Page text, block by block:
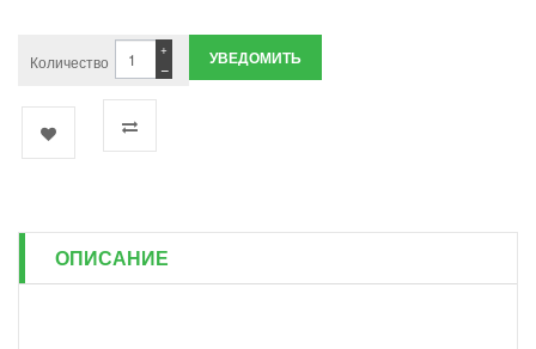
Количество −
+ УВЕДОМИТЬ
ОПИСАНИЕ